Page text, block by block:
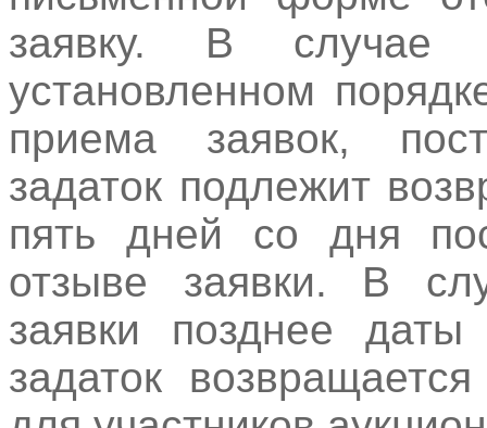
заявку. В случае
установленном
приема заявок,
задаток подлежит
пять дней со дня
отзыве заявки. В
заявки позднее
задаток